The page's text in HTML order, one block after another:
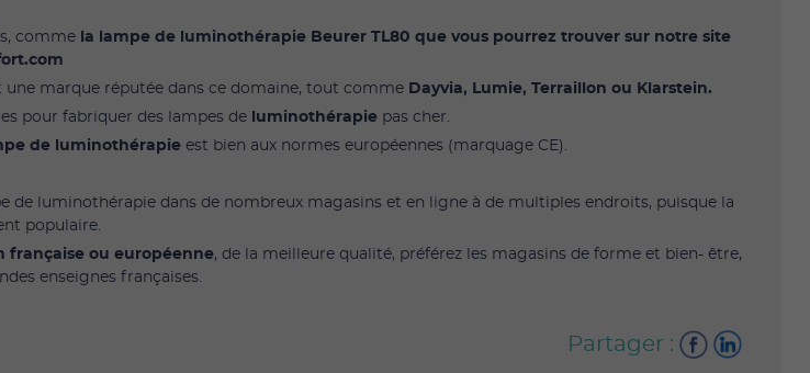
comme la lampe de luminothérapie Beurer TL80 que vous pourrez trouver sur notre site
une marque réputée dans ce domaine, tout comme Dayvia, Lumie, Terraillon ou Klarstein.
pour fabriquer des lampes de
luminothérapie pas cher.
de luminothérapie est bien aux normes européennes (marquage CE).
de luminothérapie dans de nombreux magasins et en ligne à de multiples endroits, puisque la
populaire.
française ou européenne, de la meilleure qualité, préférez les magasins de forme et bien- être,
enseignes françaises.
Partager